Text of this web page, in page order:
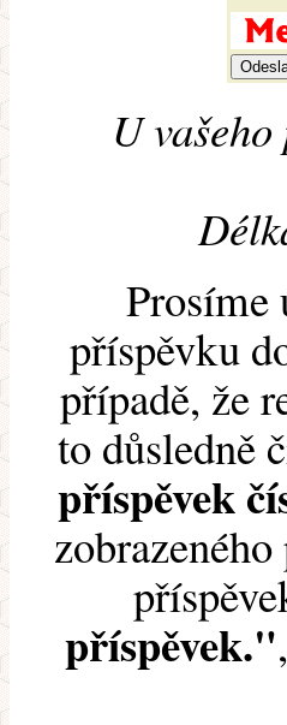
U
Prosíme
příspěvku
případě, že
to důsledně
příspěvek
příspěvek."